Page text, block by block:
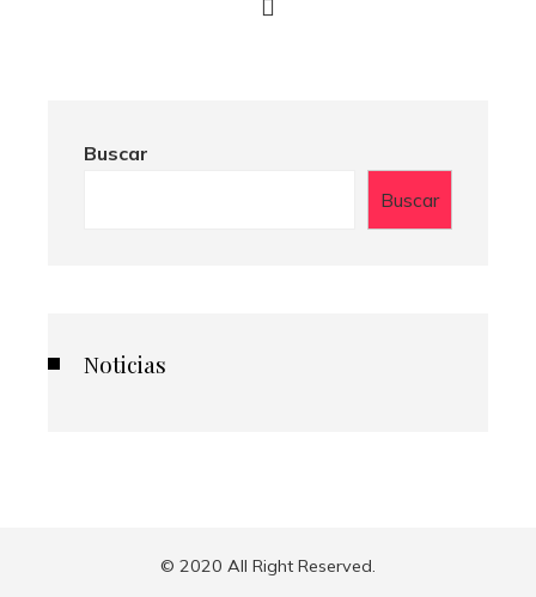
Buscar
Buscar
Noticias
© 2020 All Right Reserved.